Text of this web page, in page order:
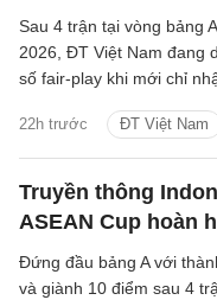
22h trước ĐT Việt Nam
Sau 4 trận tại vòng bảng
2026, ĐT Việt Nam đang
số fair-play khi mới chỉ
Truyền thông
ASEAN Cup hoàn
Đứng đầu bảng A với
và giành 10 điểm sau 4